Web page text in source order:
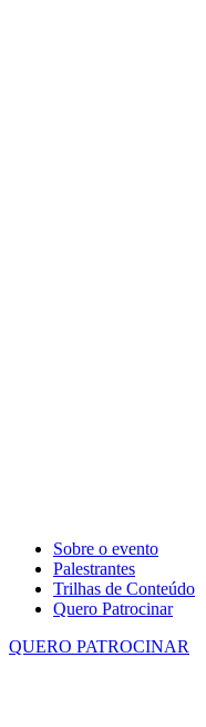
Sobre o evento
Palestrantes
Trilhas de Conteúdo
Quero Patrocinar
QUERO PATROCINAR